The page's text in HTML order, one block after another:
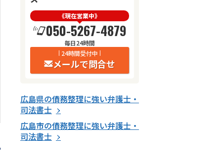
《現在営業中》
050-5267-4879
毎日24時間
24時間受付中
メールで問合せ
広島県の債務整理に強い弁護士・
司法書士
広島市の債務整理に強い弁護士・
司法書士